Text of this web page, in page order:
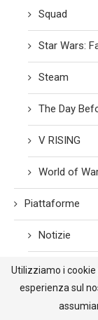
Squad
Star Wars:
Steam
The Day
V RISING
World of
Piattaforme
Notizie
Utilizziamo i
esperienza sul